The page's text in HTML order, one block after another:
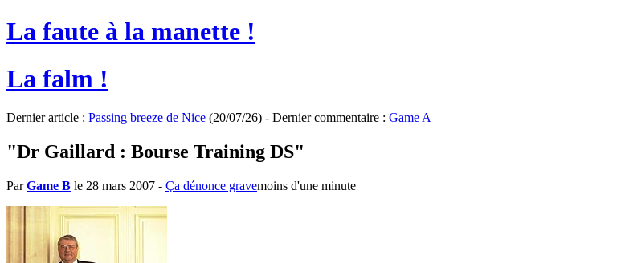
La faute à la manette !
La falm !
Dernier article : Passing breeze de Nice (20/07/26) - Dernier commentaire : Game A
"Dr Gaillard : Bourse Training DS"
ParGame B le 28 mars 2007 - Ça dénonce gravemoins d'une minute